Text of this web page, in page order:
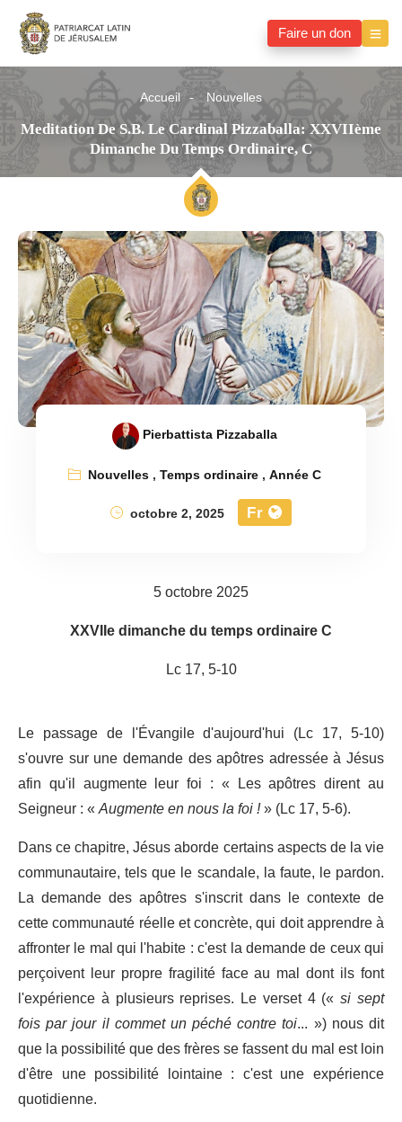
Faire un don
Accueil Nouvelles
Meditation De S.B. Le Cardinal Pizzaballa: XXVIIème
Dimanche Du Temps Ordinaire, C
Pierbattista Pizzaballa
Nouvelles,Temps ordinaire,Année C
octobre 2, 2025
Fr
5 octobre 2025
XXVIIe dimanche du temps ordinaire C
Lc 17, 5-10
Le passage de l'Évangile d'aujourd'hui (Lc 17, 5-10)
s'ouvre sur une demande des apôtres adressée à Jésus
afin qu'il augmente leur foi : « Les apôtres dirent au
Seigneur : «Augmente en nous la foi !» (Lc 17, 5-6).
Dans ce chapitre, Jésus aborde certains aspects de la vie
communautaire, tels que le scandale, la faute, le pardon.
La demande des apôtres s'inscrit dans le contexte de
cette communauté réelle et concrète, qui doit apprendre à
affronter le mal qui l'habite : c'est la demande de ceux qui
perçoivent leur propre fragilité face au mal dont ils font
l'expérience à plusieurs reprises. Le verset 4 («si sept
fois par jour il commet un péché contre toi... ») nous dit
que la possibilité que des frères se fassent du mal est loin
d'être une possibilité lointaine : c'est une expérience
quotidienne.